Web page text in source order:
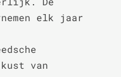
elk jaar
van